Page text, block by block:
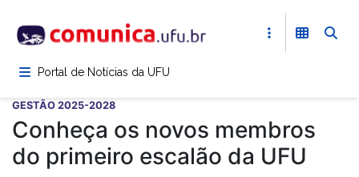
para
conteúdoPortal de Notícias da UFU
GESTÃO 2025-2028
Conheça os novos membros
do primeiro escalão da UFU